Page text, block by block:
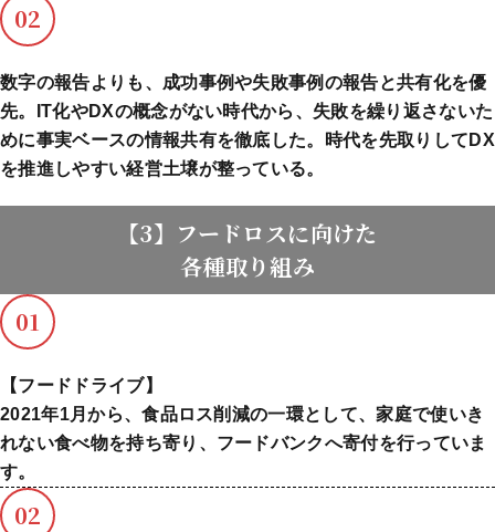
02
数字の報告よりも、成功事例や失敗事例の報告と共有化を優
先。IT化やDXの概念がない時代から、失敗を繰り返さないた
めに事実ベースの情報共有を徹底した。時代を先取りしてDX
を推進しやすい経営土壌が整っている。
【3】フードロスに向けた
各種取り組み
01
【フードドライブ】
2021年1月から、食品ロス削減の一環として、家庭で使いき
れない食べ物を持ち寄り、フードバンクへ寄付を行っていま
す。
02